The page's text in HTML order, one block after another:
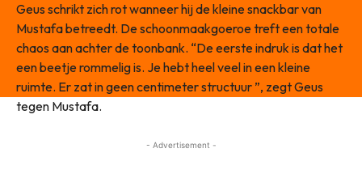
Geus schrikt zich rot wanneer hij de kleine snackbar van
Mustafa betreedt. De schoonmaakgoeroe treft een totale
chaos aan achter de toonbank. “De eerste indruk is dat het
een beetje rommelig is. Je hebt heel veel in een kleine
ruimte. Er zat in geen centimeter structuur ”, zegt Geus
tegen Mustafa.
- Advertisement -